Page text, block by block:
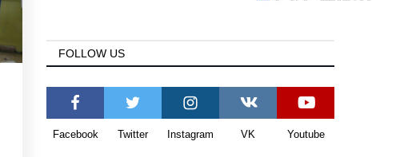
FOLLOW US
Facebook Twitter Instagram VK Youtube